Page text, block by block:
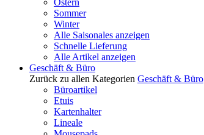
Ostern
Sommer
Winter
Alle Saisonales anzeigen
Schnelle Lieferung
Alle Artikel anzeigen
Geschäft & Büro
Zurück zu allen Kategorien Geschäft & Büro
Büroartikel
Etuis
Kartenhalter
Lineale